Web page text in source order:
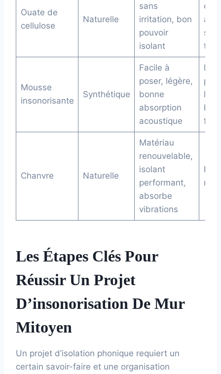
Ouate de
cellulose
Naturelle
sans
irritation, bon
pouvoir
isolant
à
Mousse
insonorisante
Synthétique
Facile à
poser, légère,
bonne
absorption
acoustique
Chanvre Naturelle
Matériau
renouvelable,
isolant
performant,
absorbe
vibrations
Les Étapes Clés Pour
Réussir Un Projet
D’insonorisation De Mur
Mitoyen
Un projet d’isolation phonique requiert un
certain savoir-faire et une organisation